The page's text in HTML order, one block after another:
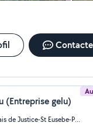
(Entreprise gelu)
Auxerre (Palais de Justice-St Eusebe-Pont)